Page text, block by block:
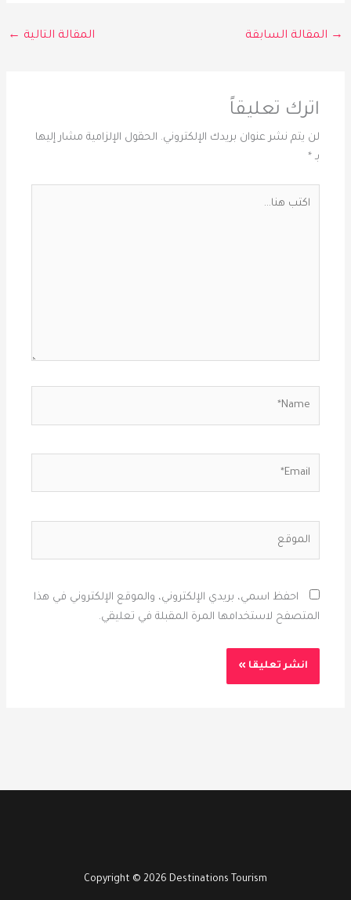
→ المقالة السابقة المقالة التالية ←
اترك تعليقاً
لن يتم نشر عنوان بريدك الإلكتروني. الحقول الإلزامية مشار إليها
بـ*
احفظ اسمي، بريدي الإلكتروني، والموقع الإلكتروني في هذا
المتصفح لاستخدامها المرة المقبلة في تعليقي.
Copyright © 2026 Destinations Tourism